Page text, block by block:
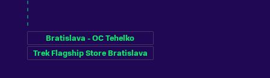
Bratislava - OC Tehelko
Trek Flagship Store Bratislava